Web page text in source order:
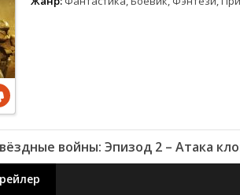
войны: Эпизод 2 – Атака